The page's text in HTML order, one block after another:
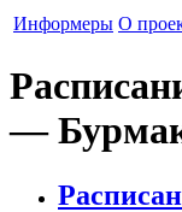
Информеры О
—